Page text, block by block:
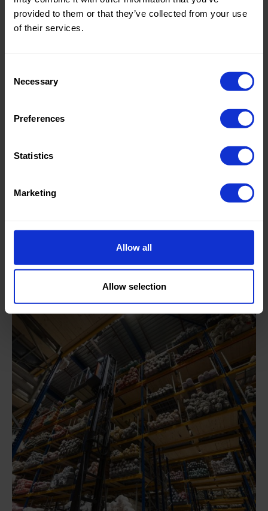
provided to them or that they’ve collected from your use
of their services.
Selection
Necessary
Preferences
Statistics
Marketing
Allow all
Allow selection